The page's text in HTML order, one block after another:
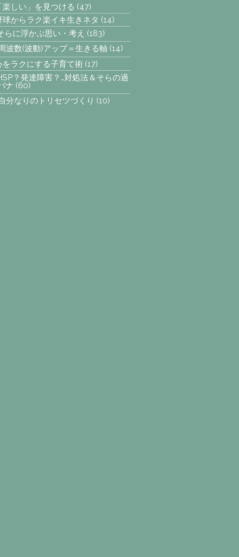
楽しい」を見つける (47)
球からラク楽イキ生きネタ (14)
らに浮かぶ思い・考え (183)
波数(波動)アップ＝生きる軸 (14)
をラクにする子育て術 (17)
？発達障害？…対処法＆そらの過
ナ (60)
分なりのトリセツづくり (10)